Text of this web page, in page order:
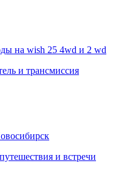
на wish 25 4wd и 2 wd
и трансмиссия
и встречи